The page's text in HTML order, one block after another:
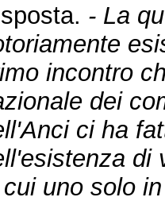
- La
incontro
dei
ci ha
di
uno solo